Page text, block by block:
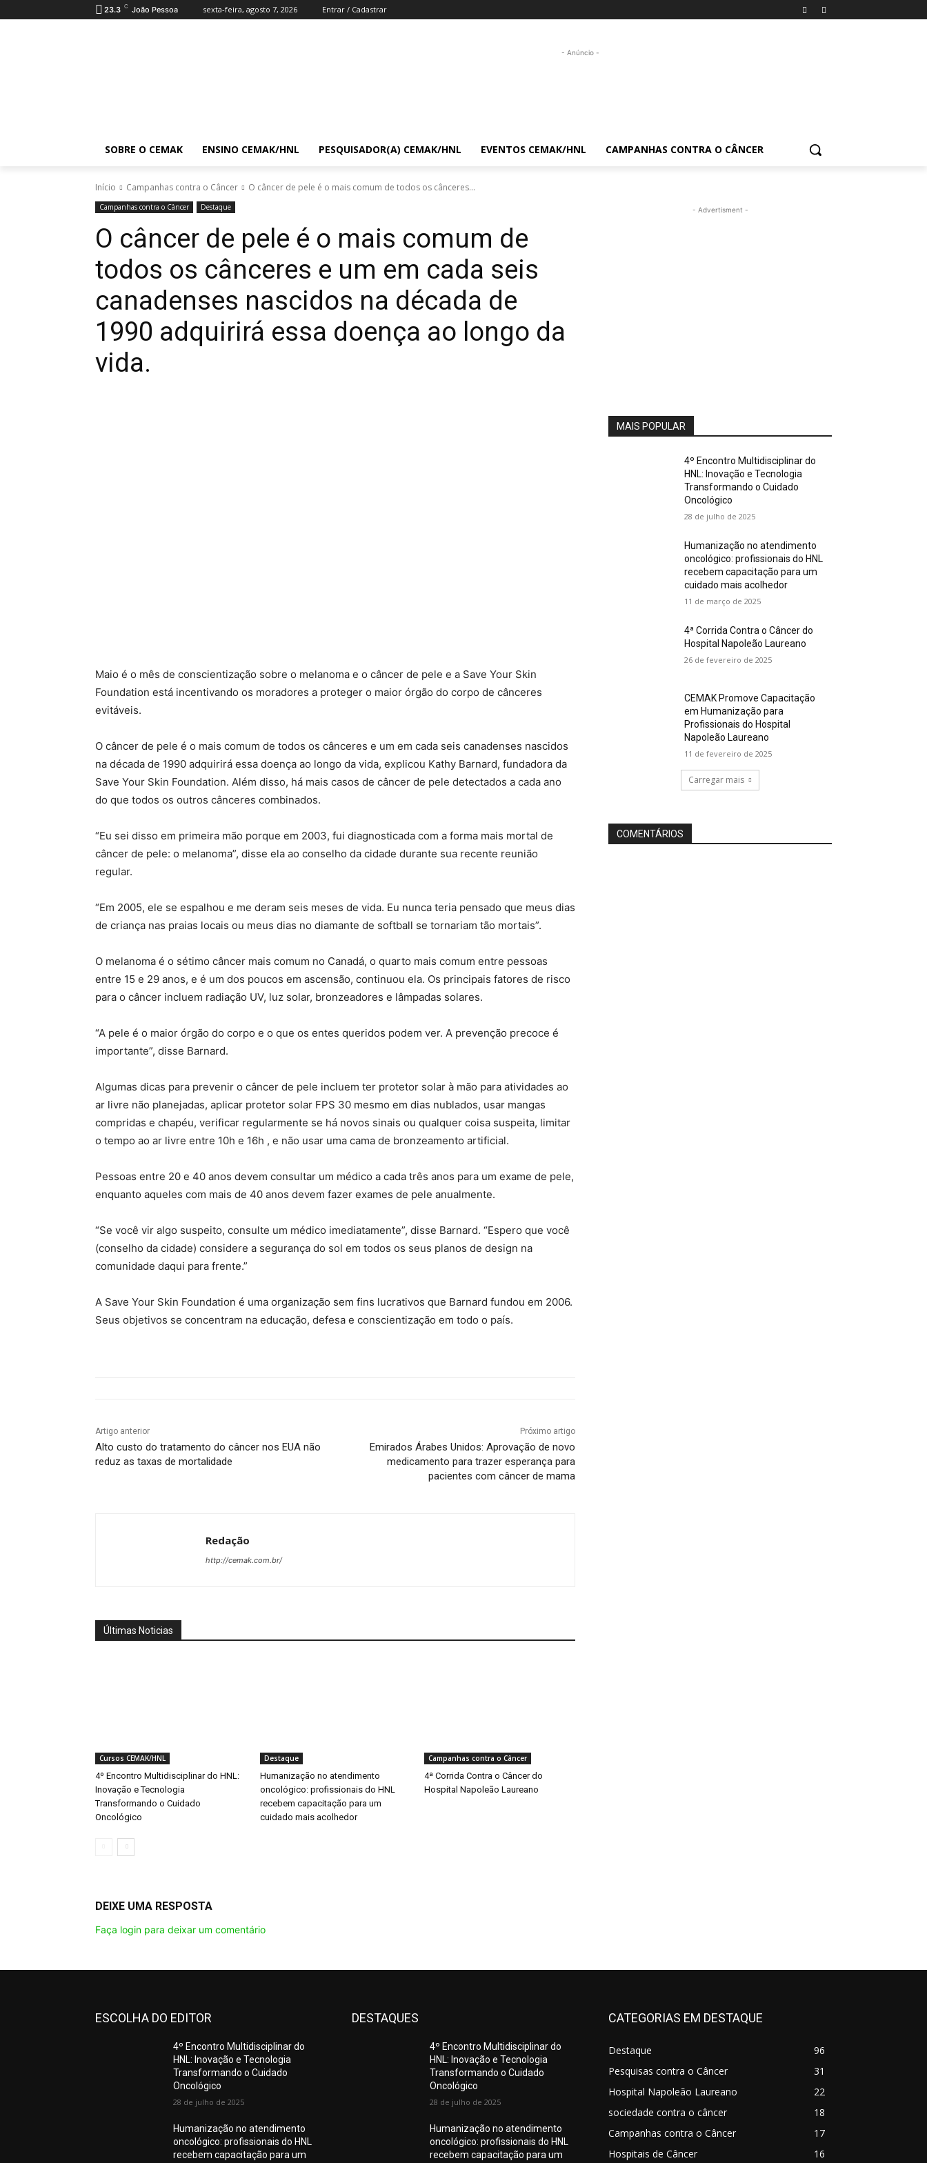
23.3 C João Pessoa sexta-feira, agosto 7, 2026 Entrar / Cadastrar
- Anúncio -
SOBRE O CEMAK ENSINO CEMAK/HNL PESQUISADOR(A) CEMAK/HNL EVENTOS CEMAK/HNL CAMPANHAS CONTRA O CÂNCER
Início Campanhas contra o Câncer O câncer de pele é o mais comum de todos os cânceres...
Campanhas contra o Câncer Destaque
O câncer de pele é o mais comum de
todos os cânceres e um em cada seis
canadenses nascidos na década de
1990 adquirirá essa doença ao longo da
vida.
Maio é o mês de conscientização sobre o melanoma e o câncer de pele e a Save Your Skin
Foundation está incentivando os moradores a proteger o maior órgão do corpo de cânceres
evitáveis.
O câncer de pele é o mais comum de todos os cânceres e um em cada seis canadenses nascidos
na década de 1990 adquirirá essa doença ao longo da vida, explicou Kathy Barnard, fundadora da
Save Your Skin Foundation. Além disso, há mais casos de câncer de pele detectados a cada ano
do que todos os outros cânceres combinados.
“Eu sei disso em primeira mão porque em 2003, fui diagnosticada com a forma mais mortal de
câncer de pele: o melanoma”, disse ela ao conselho da cidade durante sua recente reunião
regular.
“Em 2005, ele se espalhou e me deram seis meses de vida. Eu nunca teria pensado que meus dias
de criança nas praias locais ou meus dias no diamante de softball se tornariam tão mortais”.
O melanoma é o sétimo câncer mais comum no Canadá, o quarto mais comum entre pessoas
entre 15 e 29 anos, e é um dos poucos em ascensão, continuou ela. Os principais fatores de risco
para o câncer incluem radiação UV, luz solar, bronzeadores e lâmpadas solares.
“A pele é o maior órgão do corpo e o que os entes queridos podem ver. A prevenção precoce é
importante”, disse Barnard.
Algumas dicas para prevenir o câncer de pele incluem ter protetor solar à mão para atividades ao
ar livre não planejadas, aplicar protetor solar FPS 30 mesmo em dias nublados, usar mangas
compridas e chapéu, verificar regularmente se há novos sinais ou qualquer coisa suspeita, limitar
o tempo ao ar livre entre 10h e 16h , e não usar uma cama de bronzeamento artificial.
Pessoas entre 20 e 40 anos devem consultar um médico a cada três anos para um exame de pele,
enquanto aqueles com mais de 40 anos devem fazer exames de pele anualmente.
“Se você vir algo suspeito, consulte um médico imediatamente”, disse Barnard. “Espero que você
(conselho da cidade) considere a segurança do sol em todos os seus planos de design na
comunidade daqui para frente.”
A Save Your Skin Foundation é uma organização sem fins lucrativos que Barnard fundou em 2006.
Seus objetivos se concentram na educação, defesa e conscientização em todo o país.
Artigo anterior
Alto custo do tratamento do câncer nos EUA não
reduz as taxas de mortalidade
Próximo artigo
Emirados Árabes Unidos: Aprovação de novo
medicamento para trazer esperança para
pacientes com câncer de mama
Redação
http://cemak.com.br/
Últimas Noticias
Cursos CEMAK/HNL
4º Encontro Multidisciplinar do HNL:
Inovação e Tecnologia
Transformando o Cuidado
Oncológico
Destaque
Humanização no atendimento
oncológico: profissionais do HNL
recebem capacitação para um
cuidado mais acolhedor
Campanhas contra o Câncer
4ª Corrida Contra o Câncer do
Hospital Napoleão Laureano
DEIXE UMA RESPOSTA
Faça login para deixar um comentário
- Advertisment -
MAIS POPULAR
4º Encontro Multidisciplinar do
HNL: Inovação e Tecnologia
Transformando o Cuidado
Oncológico
28 de julho de 2025
Humanização no atendimento
oncológico: profissionais do HNL
recebem capacitação para um
cuidado mais acolhedor
11 de março de 2025
4ª Corrida Contra o Câncer do
Hospital Napoleão Laureano
26 de fevereiro de 2025
CEMAK Promove Capacitação
em Humanização para
Profissionais do Hospital
Napoleão Laureano
11 de fevereiro de 2025
Carregar mais
COMENTÁRIOS
ESCOLHA DO EDITOR
4º Encontro Multidisciplinar do
HNL: Inovação e Tecnologia
Transformando o Cuidado
Oncológico
28 de julho de 2025
Humanização no atendimento
oncológico: profissionais do HNL
recebem capacitação para um
DESTAQUES
4º Encontro Multidisciplinar do
HNL: Inovação e Tecnologia
Transformando o Cuidado
Oncológico
28 de julho de 2025
Humanização no atendimento
oncológico: profissionais do HNL
recebem capacitação para um
CATEGORIAS EM DESTAQUE
Destaque
96
Pesquisas contra o Câncer
31
Hospital Napoleão Laureano
22
sociedade contra o câncer
18
Campanhas contra o Câncer
17
Hospitais de Câncer
16